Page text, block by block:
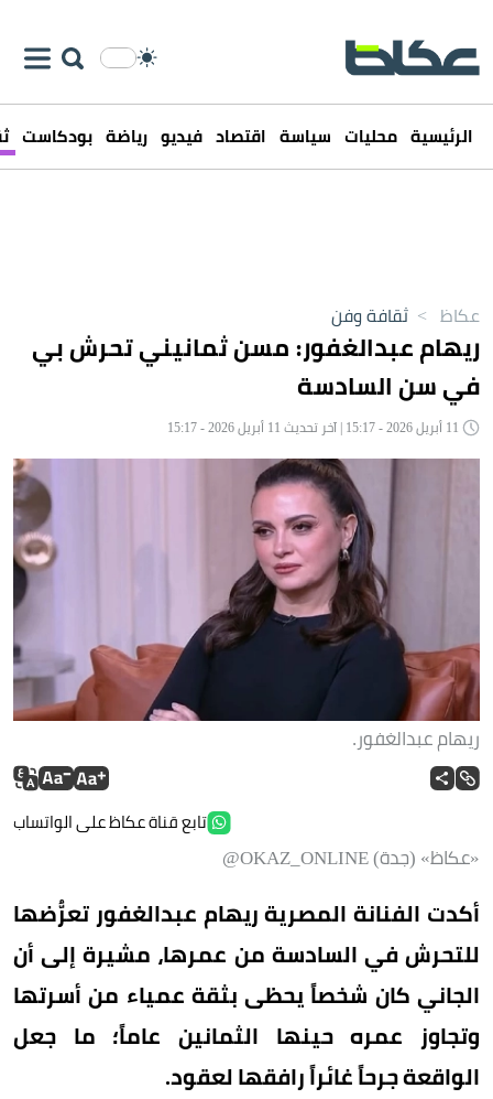
الرئيسية محليات سياسة اقتصاد فيديو رياضة بودكاست
عكاظ > ثقافة وفن
ريهام عبدالغفور: مسن ثمانيني تحرش بي
في سن السادسة
ريهام عبدالغفور.
تابع قناة عكاظ على الواتساب
«عكاظ» (جدة) OKAZ_ONLINE@
أكدت الفنانة المصرية ريهام عبدالغفور تعرُّضها
للتحرش في السادسة من عمرها، مشيرة إلى أن
الجاني كان شخصاً يحظى بثقة عمياء من أسرتها
وتجاوز عمره حينها الثمانين عاماً؛ ما جعل
الواقعة جرحاً غائراً رافقها لعقود.